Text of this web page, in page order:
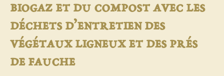
biogaz et du compost avec les
déchets d’entretien des
végétaux ligneux et des prés
de fauche